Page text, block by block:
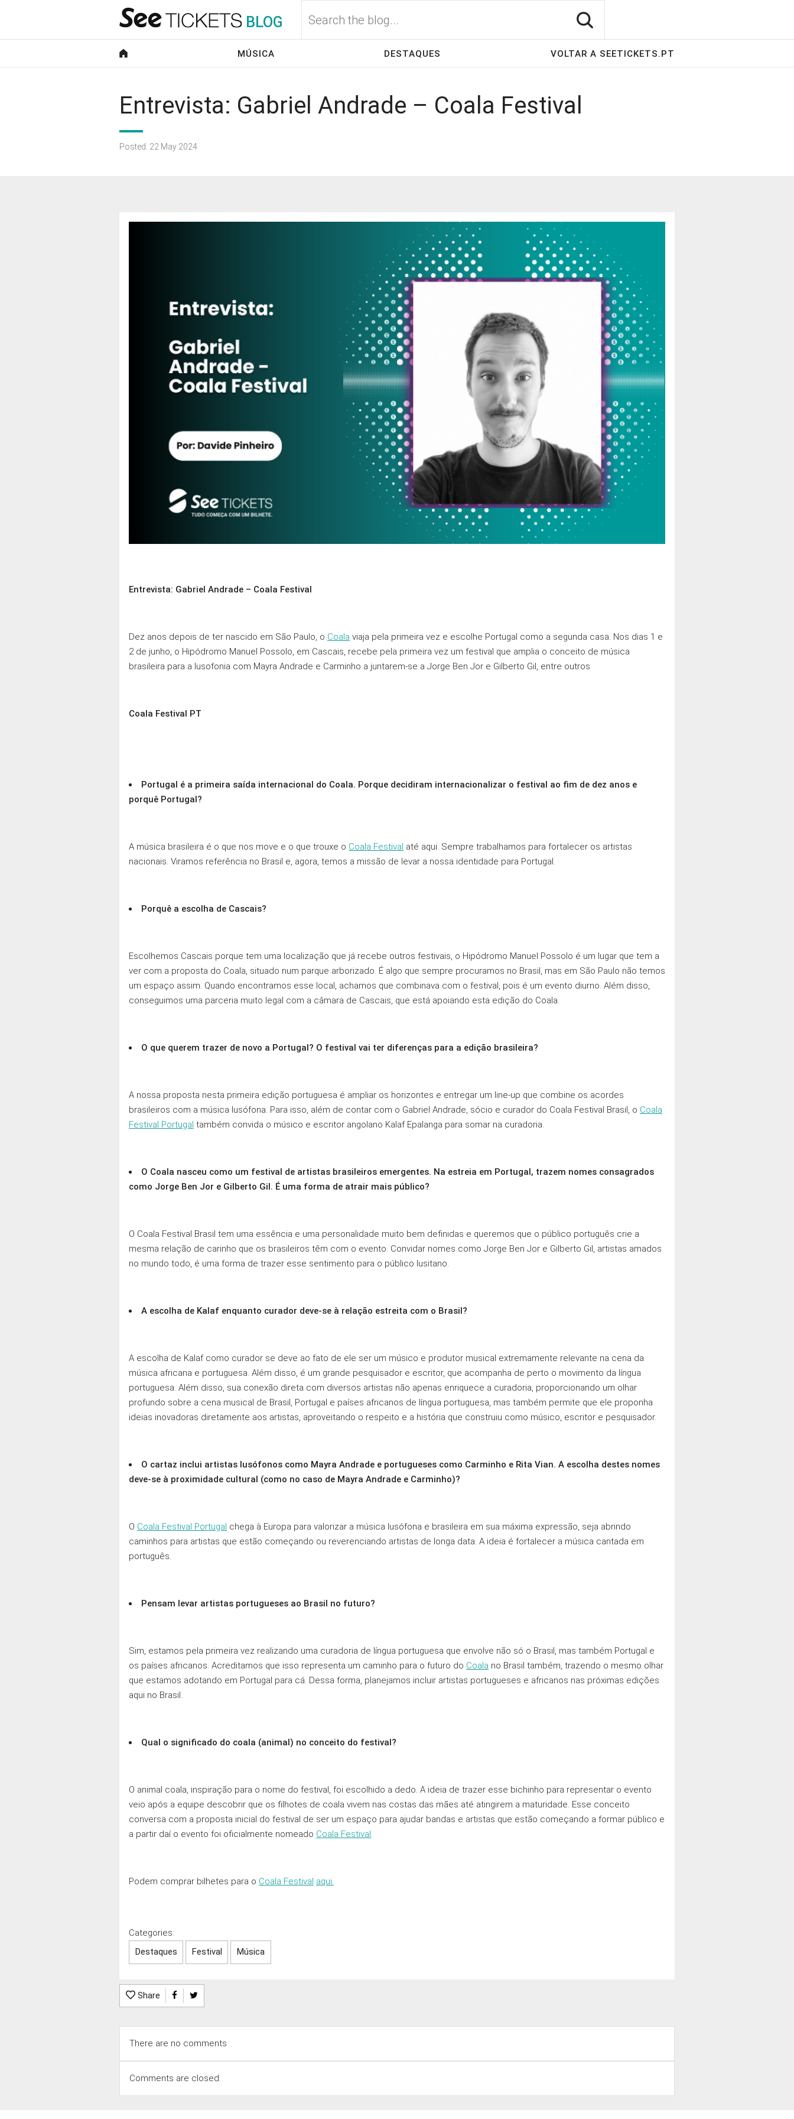
BLOG
MÚSICA DESTAQUES VOLTAR A SEETICKETS.PT
Entrevista: Gabriel Andrade – Coala Festival
Posted: 22 May 2024
Entrevista: Gabriel Andrade – Coala Festival
Dez anos depois de ter nascido em São Paulo, o Coala viaja pela primeira vez e escolhe Portugal como a segunda casa. Nos dias 1 e
2 de junho, o Hipódromo Manuel Possolo, em Cascais, recebe pela primeira vez um festival que amplia o conceito de música
brasileira para a lusofonia com Mayra Andrade e Carminho a juntarem-se a Jorge Ben Jor e Gilberto Gil, entre outros
Coala Festival PT
Portugal é a primeira saída internacional do Coala. Porque decidiram internacionalizar o festival ao fim de dez anos e
porquê Portugal?
A música brasileira é o que nos move e o que trouxe o Coala Festival até aqui. Sempre trabalhamos para fortalecer os artistas
nacionais. Viramos referência no Brasil e, agora, temos a missão de levar a nossa identidade para Portugal.
Porquê a escolha de Cascais?
Escolhemos Cascais porque tem uma localização que já recebe outros festivais, o Hipódromo Manuel Possolo é um lugar que tem a
ver com a proposta do Coala, situado num parque arborizado. É algo que sempre procuramos no Brasil, mas em São Paulo não temos
um espaço assim. Quando encontramos esse local, achamos que combinava com o festival, pois é um evento diurno. Além disso,
conseguimos uma parceria muito legal com a câmara de Cascais, que está apoiando esta edição do Coala.
O que querem trazer de novo a Portugal? O festival vai ter diferenças para a edição brasileira?
A nossa proposta nesta primeira edição portuguesa é ampliar os horizontes e entregar um line-up que combine os acordes
brasileiros com a música lusófona. Para isso, além de contar com o Gabriel Andrade, sócio e curador do Coala Festival Brasil, o Coala
Festival Portugal também convida o músico e escritor angolano Kalaf Epalanga para somar na curadoria.
O Coala nasceu como um festival de artistas brasileiros emergentes. Na estreia em Portugal, trazem nomes consagrados
como Jorge Ben Jor e Gilberto Gil. É uma forma de atrair mais público?
O Coala Festival Brasil tem uma essência e uma personalidade muito bem definidas e queremos que o público português crie a
mesma relação de carinho que os brasileiros têm com o evento. Convidar nomes como Jorge Ben Jor e Gilberto Gil, artistas amados
no mundo todo, é uma forma de trazer esse sentimento para o público lusitano.
A escolha de Kalaf enquanto curador deve-se à relação estreita com o Brasil?
A escolha de Kalaf como curador se deve ao fato de ele ser um músico e produtor musical extremamente relevante na cena da
música africana e portuguesa. Além disso, é um grande pesquisador e escritor, que acompanha de perto o movimento da língua
portuguesa. Além disso, sua conexão direta com diversos artistas não apenas enriquece a curadoria, proporcionando um olhar
profundo sobre a cena musical de Brasil, Portugal e países africanos de língua portuguesa, mas também permite que ele proponha
ideias inovadoras diretamente aos artistas, aproveitando o respeito e a história que construiu como músico, escritor e pesquisador.
O cartaz inclui artistas lusófonos como Mayra Andrade e portugueses como Carminho e Rita Vian. A escolha destes nomes
deve-se à proximidade cultural (como no caso de Mayra Andrade e Carminho)?
O Coala Festival Portugal chega à Europa para valorizar a música lusófona e brasileira em sua máxima expressão, seja abrindo
caminhos para artistas que estão começando ou reverenciando artistas de longa data. A ideia é fortalecer a música cantada em
português.
Pensam levar artistas portugueses ao Brasil no futuro?
Sim, estamos pela primeira vez realizando uma curadoria de língua portuguesa que envolve não só o Brasil, mas também Portugal e
os países africanos. Acreditamos que isso representa um caminho para o futuro do Coala no Brasil também, trazendo o mesmo olhar
que estamos adotando em Portugal para cá. Dessa forma, planejamos incluir artistas portugueses e africanos nas próximas edições
aqui no Brasil.
Qual o significado do coala (animal) no conceito do festival?
O animal coala, inspiração para o nome do festival, foi escolhido a dedo. A ideia de trazer esse bichinho para representar o evento
veio após a equipe descobrir que os filhotes de coala vivem nas costas das mães até atingirem a maturidade. Esse conceito
conversa com a proposta inicial do festival de ser um espaço para ajudar bandas e artistas que estão começando a formar público e
a partir daí o evento foi oficialmente nomeado Coala Festival.
Podem comprar bilhetes para o Coala Festival aqui.
Categories:
Destaques
Festival Música
Share
There are no comments
Comments are closed.